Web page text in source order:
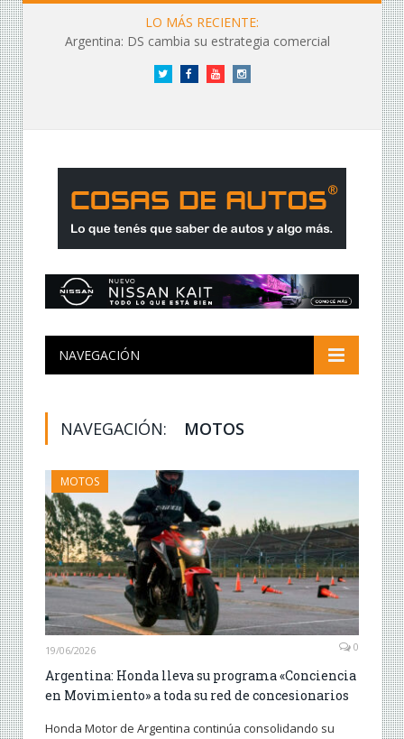
LO MÁS RECIENTE:
Argentina: DS cambia su estrategia comercial
Twitter FacebookYouTubeInstagram
NAVEGACIÓN
NAVEGACIÓN: MOTOS
MOTOS
19/06/2026 0
Argentina: Honda lleva su programa «Conciencia
en Movimiento» a toda su red de concesionarios
Honda Motor de Argentina continúa consolidando su